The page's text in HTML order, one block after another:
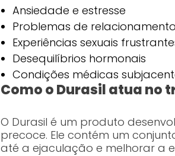
Ansiedade e estresse
Problemas de relacionamento
Experiências sexuais
Desequilíbrios hormonais
Condições médicas
Como o Durasil atua no
O Durasil é um produto
precoce. Ele contém um
até a ejaculação e melhorar a